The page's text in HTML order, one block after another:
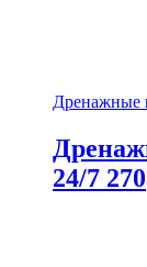
Дренажные
24/7 270